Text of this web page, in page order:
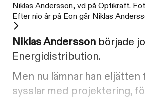
Niklas Andersson, vd på Optikraft.
Efter nio år på Eon går Niklas
Niklas Andersson började
Energidistribution.
Men nu lämnar han
sysslar med projektering,